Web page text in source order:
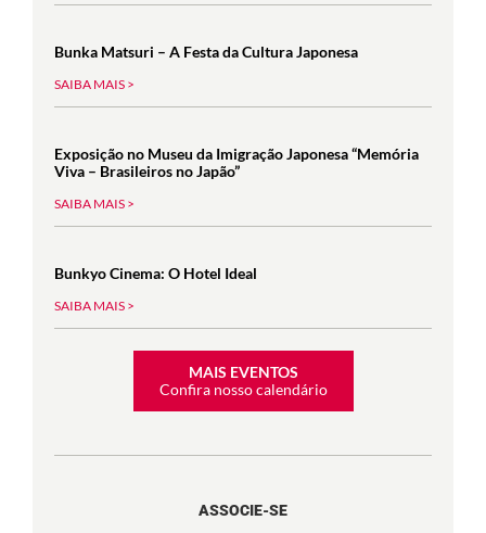
Bunka Matsuri – A Festa da Cultura Japonesa
SAIBA MAIS >
Exposição no Museu da Imigração Japonesa “Memória
Viva – Brasileiros no Japão”
SAIBA MAIS >
Bunkyo Cinema: O Hotel Ideal
SAIBA MAIS >
MAIS EVENTOS
Confira nosso calendário
ASSOCIE-SE